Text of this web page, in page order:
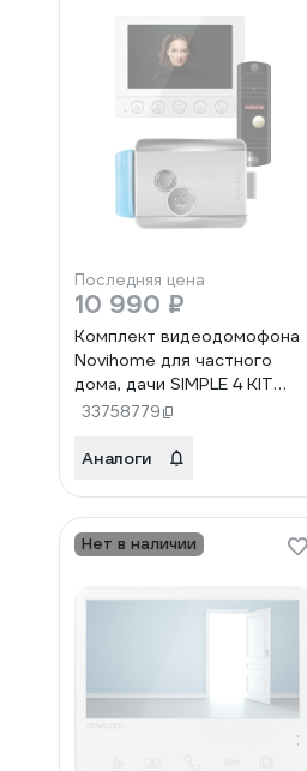
Последняя цена
10 990 ₽
Комплект видеодомофона
Novihome для частного
дома, дачи SIMPLE 4 KIT
PLUS: монитор, вызывная
электромеханический
33758779
Аналоги
Нет в наличии